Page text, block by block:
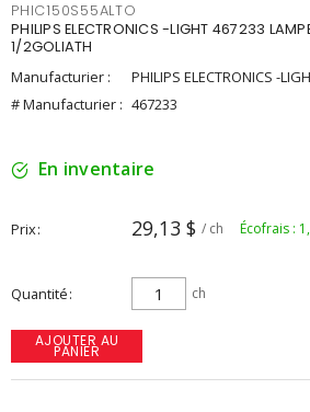
PHIC150S55ALTO
PHILIPS ELECTRONICS -LIGHT 467233
1/2GOLIATH
Manufacturier :
PHILIPS ELECTRONICS -
# Manufacturier : 467233
En inventaire
Prix 29,13 $ / ch Écofrais :
Quantité ch
AJOUTER AU
PANIER